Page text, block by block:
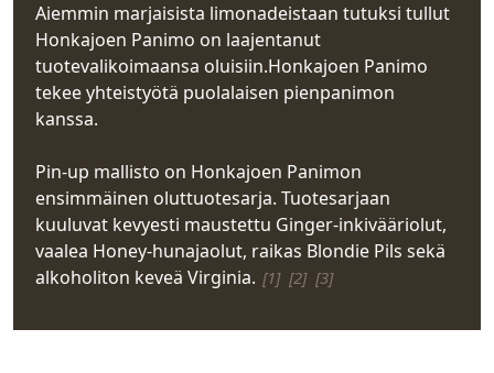
Aiemmin marjaisista limonadeistaan tutuksi tullut
Honkajoen Panimo on laajentanut
tuotevalikoimaansa oluisiin.Honkajoen Panimo
tekee yhteistyötä puolalaisen pienpanimon
kanssa.
Pin-up mallisto on Honkajoen Panimon
ensimmäinen oluttuotesarja. Tuotesarjaan
kuuluvat kevyesti maustettu Ginger-inkivääriolut,
vaalea Honey-hunajaolut, raikas Blondie Pils sekä
alkoholiton keveä Virginia. [1] [2] [3]